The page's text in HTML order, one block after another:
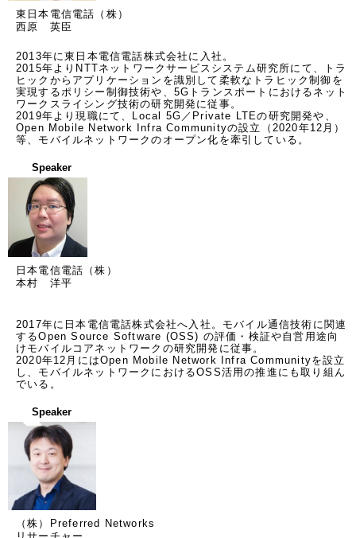
東日本電信電話（株）
西原 英臣
2013年に東日本電信電話株式会社に入社。
2015年よりNTTネットワークサービスシステム研究所にて、トラ
ヒックからアプリケーションを識別して柔軟なトラヒック制御を
実現するポリシー制御技術や、5Gトランスポートにおけるネット
ワークスライシング技術の研究開発に従事。
2019年より現職にて、Local 5G／Private LTEの研究開発や、
Open Mobile Network Infra Communityの設立（2020年12月）
等、モバイルネットワークのオープン化を牽引している。
Speaker
日本電信電話（株）
本村 洋平
2017年に日本電信電話株式会社へ入社。モバイル通信技術に関連
するOpen Source Software (OSS) の評価・検証や自営用途向
けモバイルコアネットワークの研究開発に従事。
2020年12月にはOpen Mobile Network Infra Communityを設立
し、モバイルネットワークにおけるOSS活用の推進にも取り組ん
でいる。
Speaker
（株）Preferred Networks